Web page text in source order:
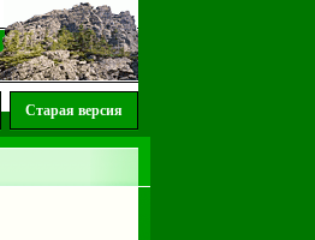
Старая версия